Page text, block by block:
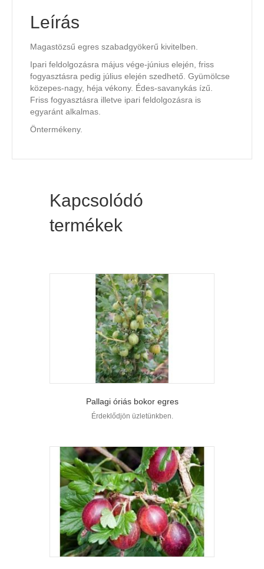
Leírás
Magastözsű egres szabadgyökerű kivitelben.
Ipari feldolgozásra május vége-június elején, friss
fogyasztásra pedig július elején szedhető. Gyümölcse
közepes-nagy, héja vékony. Édes-savanykás ízű.
Friss fogyasztásra illetve ipari feldolgozásra is
egyaránt alkalmas.
Öntermékeny.
Kapcsolódó
termékek
Pallagi óriás bokor egres
Érdeklődjön üzletünkben.